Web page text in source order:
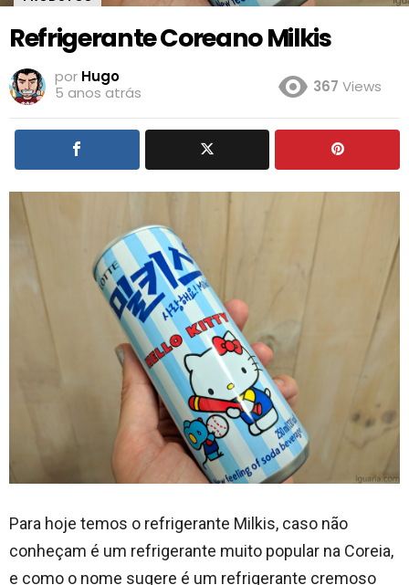
Refrigerante Coreano Milkis
por Hugo
5 anos atrás
367 Views
Para hoje temos o refrigerante Milkis, caso não
conheçam é um refrigerante muito popular na Coreia,
e como o nome sugere é um refrigerante cremoso